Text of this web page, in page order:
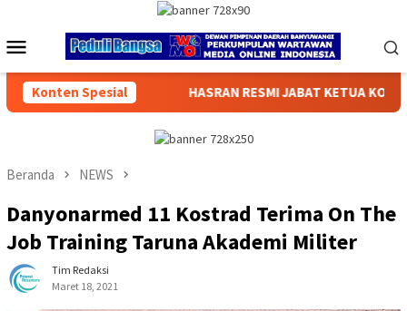
konten
Menu
Mobile
Konten Spesial
RESMI JABAT KETUA KOMISI V BPW PERADIN JATIM
Beranda NEWS
Danyonarmed 11 Kostrad Terima On The
Job Training Taruna Akademi Militer
Tim Redaksi
Maret 18, 2021